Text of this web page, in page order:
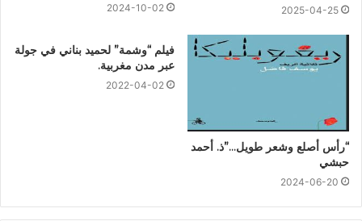
2025-04-25
2024-10-02
“رأس أصلع وشعر طويل…”ذ. أحمد
حبشي
2024-06-20
فيلم “وشمة” لحميد بناني في جولة
عبر مدن مغربية.
2022-04-02